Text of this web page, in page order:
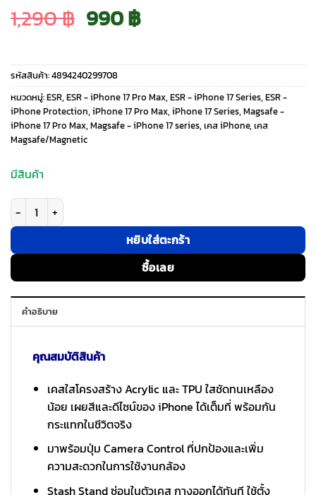
1,290฿ Original
price
was:
1,290 ฿.
990฿Current
price
is:
990 ฿.
รหัสสินค้า:4894240299708
หมวดหมู่:ESR, ESR - iPhone 17 Pro Max, ESR - iPhone 17 Series, ESR -
iPhone Protection, iPhone 17 Pro Max, iPhone 17 Series, Magsafe -
iPhone 17 Pro Max, Magsafe - iPhone 17 series, เคส iPhone, เคส
Magsafe/Magnetic
มีสินค้า
จำนวน ESR รุ่น Classic Hybrid Case with Stash Stand (Camera
หยิบใส่ตะกร้า
ซื้อเลย
คำอธิบาย
คุณสมบัติสินค้า
เคสใสโครงสร้าง Acrylic และ TPU ใสชัดทนเหลือง
น้อย เผยสีและดีไซน์ของ iPhone ได้เต็มที่ พร้อมกัน
กระแทกในชีวิตจริง
มาพร้อมปุ่ม Camera Control ที่ปกป้องและเพิ่ม
ความสะดวกในการใช้งานกล้อง
Stash Stand ซ่อนในตัวเคส กางออกได้ทันที ใช้ตั้ง